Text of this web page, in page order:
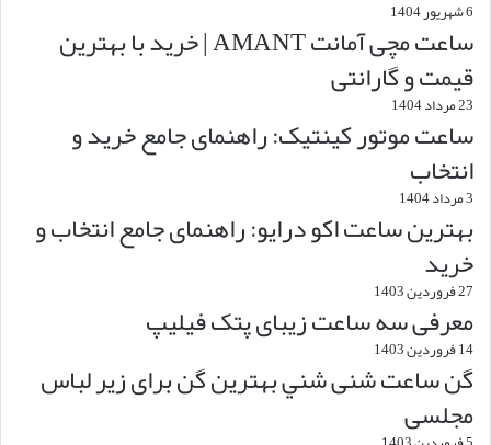
6 شهریور 1404
ساعت مچی آمانت AMANT | خرید با بهترین
قیمت و گارانتی
23 مرداد 1404
ساعت موتور کینتیک: راهنمای جامع خرید و
انتخاب
3 مرداد 1404
بهترین ساعت اکو درایو: راهنمای جامع انتخاب و
خرید
27 فروردین 1403
معرفی سه ساعت زیبای پتک فیلیپ
14 فروردین 1403
گن ساعت شنی شني بهترین گن برای زیر لباس
مجلسی